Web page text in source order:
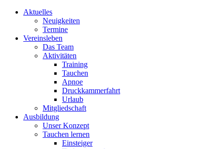
Aktuelles
Neuigkeiten
Termine
Vereinsleben
Das Team
Aktivitäten
Training
Tauchen
Apnoe
Druckkammerfahrt
Urlaub
Mitgliedschaft
Ausbildung
Unser Konzept
Tauchen lernen
Einsteiger